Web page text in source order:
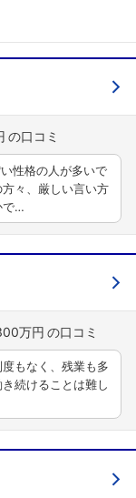
性格の人が多いで
々、厳しい言い方
で…
万円
もなく、残業も多
続けることは難し